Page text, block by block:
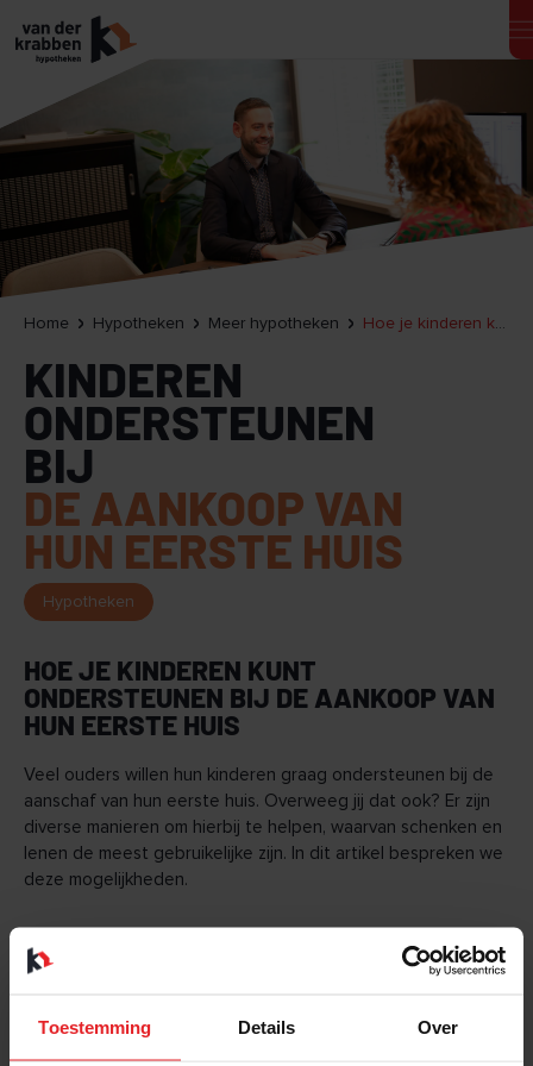
Toestemming Details Over
Home Hypotheken Meer hypotheken Hoe je kinderen kunt ondersteunen bij de aankoop van hun eerste huis
KINDEREN
ONDERSTEUNEN
BIJ
DE AANKOOP VAN
HUN EERSTE HUIS
Hypotheken
HOE JE KINDEREN KUNT
ONDERSTEUNEN BIJ DE AANKOOP VAN
HUN EERSTE HUIS
Veel ouders willen hun kinderen graag ondersteunen bij de
aanschaf van hun eerste huis. Overweeg jij dat ook? Er zijn
diverse manieren om hierbij te helpen, waarvan schenken en
lenen de meest gebruikelijke zijn. In dit artikel bespreken we
deze mogelijkheden.
een eerste huis is het schenken van geld. Hoewel de
bedrag van bijna € 32.000 belastingvrij schenken aan